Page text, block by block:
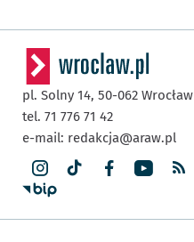
pl. Solny 14, 50-062 Wrocław
tel. 71 776 71 42
e-mail: redakcja@araw.pl